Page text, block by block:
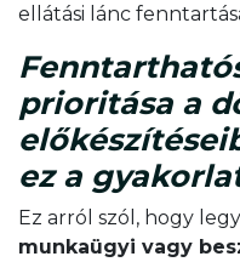
ellátási lánc
prioritása a
ez a
Ez arról szól, hogy
munkaügyi vagy